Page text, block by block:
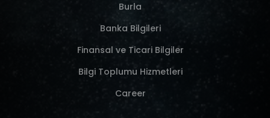
Burla
Banka Bilgileri
Finansal ve Ticari Bilgiler
Bilgi Toplumu Hizmetleri
Career